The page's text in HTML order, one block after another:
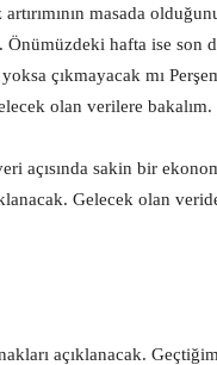
artırımının masada
hafta ise son
çıkmayacak mı
olan verilere bakalım.
açısında sakin bir
Gelecek olan
açıklanacak.